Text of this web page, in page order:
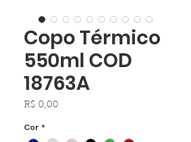
Copo Térmico
550ml COD
18763A
R$ 0,00
Cor *